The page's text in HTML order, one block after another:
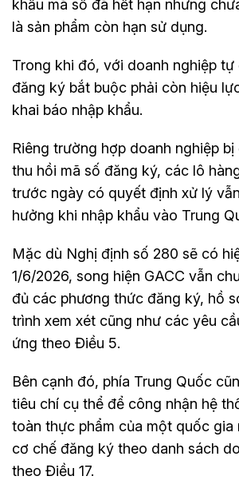
khẩu mã số đã hết hạn nhưng
là sản phẩm còn hạn sử dụng.
Trong khi đó, với doanh nghiệp tự
đăng ký bắt buộc phải còn hiệu
khai báo nhập khẩu.
Riêng trường hợp doanh nghiệp
thu hồi mã số đăng ký, các lô
trước ngày có quyết định xử lý
hưởng khi nhập khẩu vào Trung
Mặc dù Nghị định số 280 sẽ có
1/6/2026, song hiện GACC vẫn
đủ các phương thức đăng ký, hồ
trình xem xét cũng như các yêu
ứng theo Điều 5.
Bên cạnh đó, phía Trung Quốc
tiêu chí cụ thể để công nhận hệ
toàn thực phẩm của một quốc gia
cơ chế đăng ký theo danh sách
theo Điều 17.